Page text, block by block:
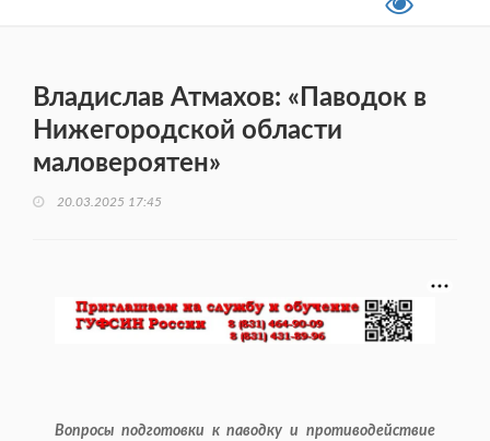
Владислав Атмахов: «Паводок в
Нижегородской области
маловероятен»
20.03.2025 17:45
Вопросы подготовки к паводку и противодействие